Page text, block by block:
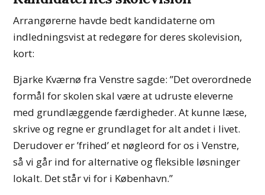
Arrangørerne havde bedt kandidaterne om
indledningsvist at redegøre for deres skolevision,
kort:
Bjarke Kværnø fra Venstre sagde: ”Det overordnede
formål for skolen skal være at udruste eleverne
med grundlæggende færdigheder. At kunne læse,
skrive og regne er grundlaget for alt andet i livet.
Derudover er ’frihed’ et nøgleord for os i Venstre,
så vi går ind for alternative og fleksible løsninger
lokalt. Det står vi for i København.”